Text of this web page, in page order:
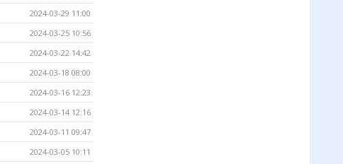
2024-03-29 11:00
2024-03-25 10:56
2024-03-22 14:42
2024-03-18 08:00
2024-03-16 12:23
2024-03-14 12:16
2024-03-11 09:47
2024-03-05 10:11